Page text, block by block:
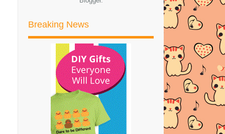
STICKER SKIN SJCAM SJ5000+ |
CUSTOMER PUAS HATI
Senarai dan Lokasi Bazaar
Ramadhan di area Kuala L...
SKIN STICKER UNTUK GOPRO
HERO 4 (BLACK) DAN GOPRO...
GO PRO HERO 4 SILVER SKIN
STICKER
Breaking News